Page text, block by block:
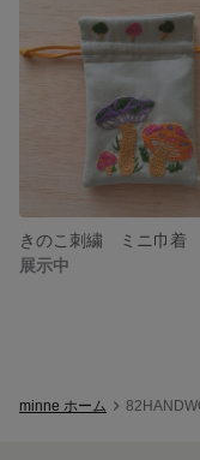
きのこ刺繍 ミニ巾着
展示中
minne ホーム